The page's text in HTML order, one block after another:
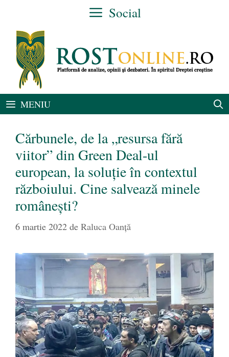
conținut
Social
MENIU
Cărbunele, de la „resursa fără
viitor” din Green Deal-ul
european, la soluție în contextul
războiului. Cine salvează minele
românești?
6 martie 2022 de Raluca Oanță